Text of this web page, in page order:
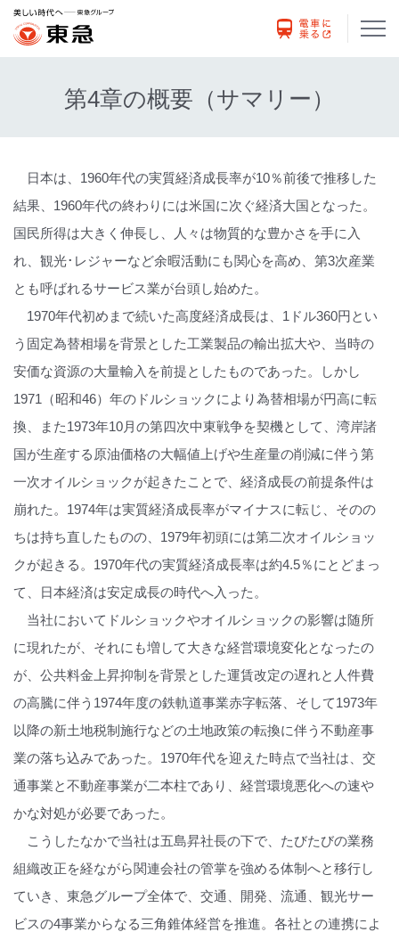
第4章の概要（サマリー）
日本は、1960年代の実質経済成長率が10％前後で推移した
結果、1960年代の終わりには米国に次ぐ経済大国となった。
国民所得は大きく伸長し、人々は物質的な豊かさを手に入
れ、観光･レジャーなど余暇活動にも関心を高め、第3次産業
とも呼ばれるサービス業が台頭し始めた。
1970年代初めまで続いた高度経済成長は、1ドル360円とい
う固定為替相場を背景とした工業製品の輸出拡大や、当時の
安価な資源の大量輸入を前提としたものであった。しかし
1971（昭和46）年のドルショックにより為替相場が円高に転
換、また1973年10月の第四次中東戦争を契機として、湾岸諸
国が生産する原油価格の大幅値上げや生産量の削減に伴う第
一次オイルショックが起きたことで、経済成長の前提条件は
崩れた。1974年は実質経済成長率がマイナスに転じ、そのの
ちは持ち直したものの、1979年初頭には第二次オイルショッ
クが起きる。1970年代の実質経済成長率は約4.5％にとどまっ
て、日本経済は安定成長の時代へ入った。
当社においてドルショックやオイルショックの影響は随所
に現れたが、それにも増して大きな経営環境変化となったの
が、公共料金上昇抑制を背景とした運賃改定の遅れと人件費
の高騰に伴う1974年度の鉄軌道事業赤字転落、そして1973年
以降の新土地税制施行などの土地政策の転換に伴う不動産事
業の落ち込みであった。1970年代を迎えた時点で当社は、交
通事業と不動産事業が二本柱であり、経営環境悪化への速や
かな対処が必要であった。
こうしたなかで当社は五島昇社長の下で、たびたびの業務
組織改正を経ながら関連会社の管掌を強める体制へと移行し
ていき、東急グループ全体で、交通、開発、流通、観光サー
ビスの4事業からなる三角錐体経営を推進。各社との連携によ